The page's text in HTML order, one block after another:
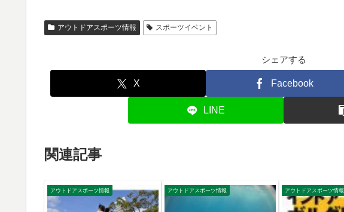
アウトドアスポーツ情報 スポーツイベント
シェアする
X Facebook
LINE
関連記事
アウトドアスポーツ情報 アウトドアスポーツ情報 アウトドアスポーツ情報